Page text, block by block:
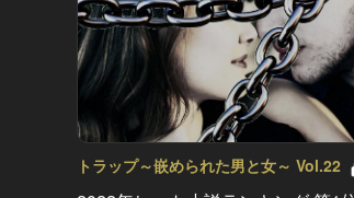
トラップ～嵌められた男と女～ Vol.22